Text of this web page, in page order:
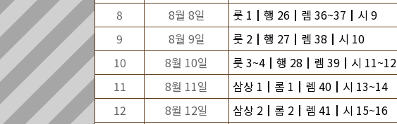
8
8월 8일
룻 1┃행 26┃렘 36~37┃시 9
9
8월 9일
룻 2┃행 27┃렘 38┃시 10
10
8월 10일
룻 3~4┃행 28┃렘 39┃시 11~12
11
8월 11일
삼상 1┃롬 1┃렘 40┃시 13~14
12
8월 12일
삼상 2┃롬 2┃렘 41┃시 15~16